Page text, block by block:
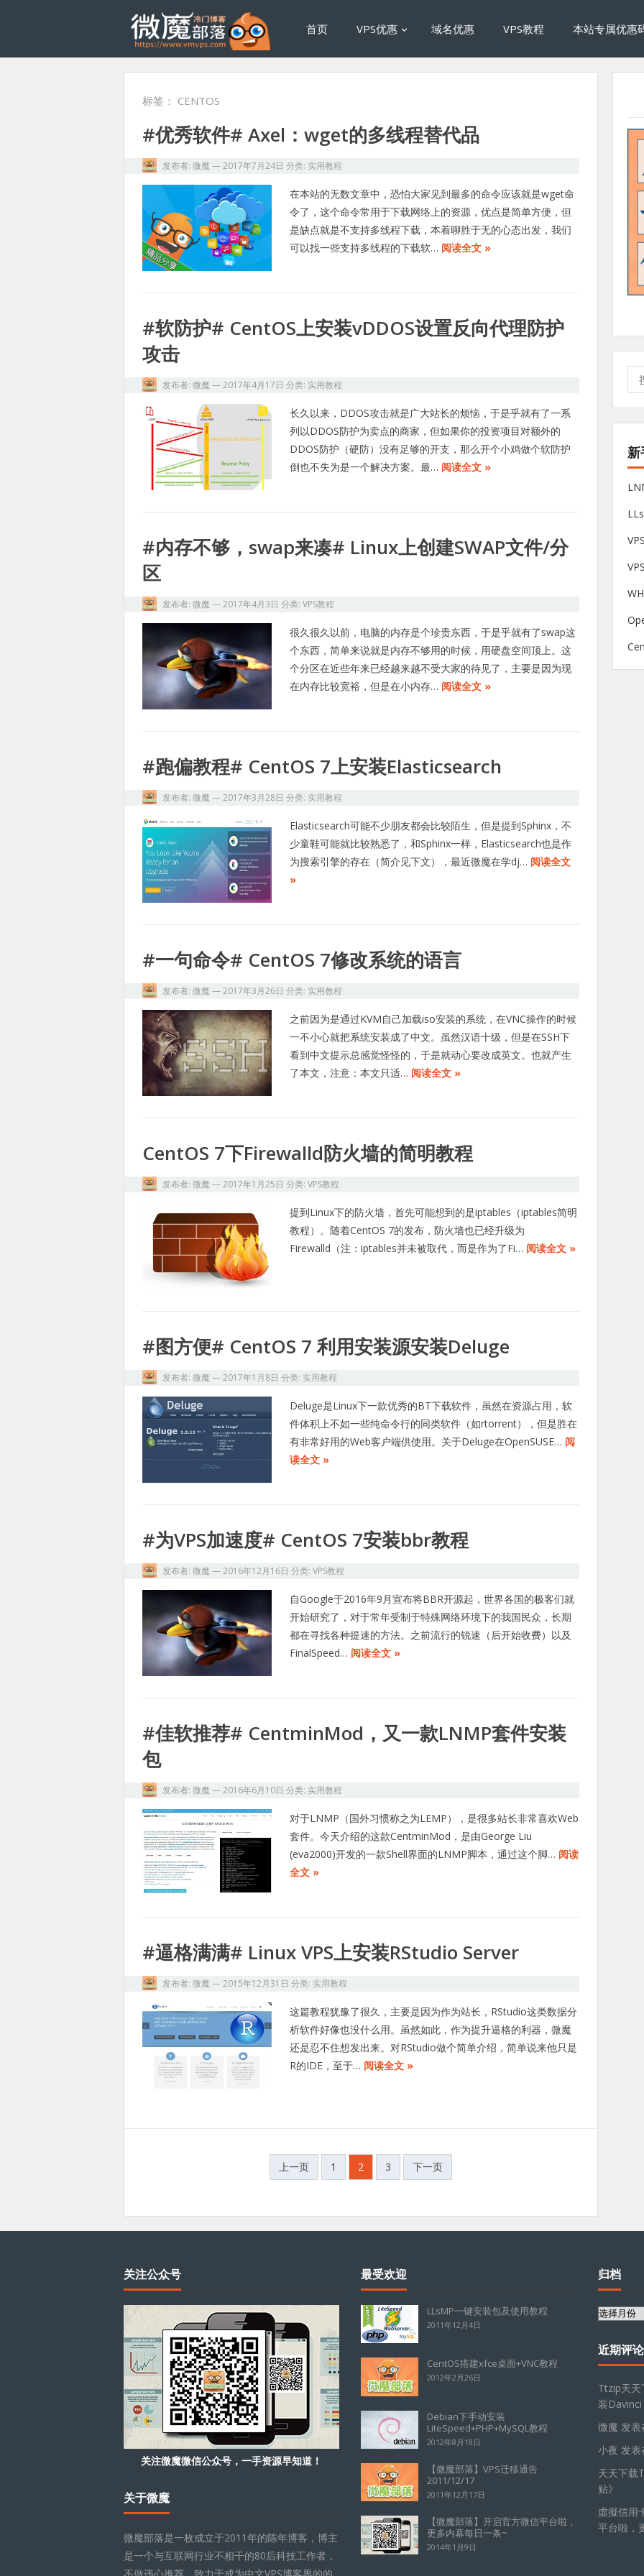
首页 VPS优惠 域名优惠 VPS教程 本站专属优惠
标签： CENTOS
#优秀软件# Axel：wget的多线程替代品
发布者: 微魔 —2017年7月24日 分类: 实用教程
在本站的无数文章中，恐怕大家见到最多的命令应该就是wget命
令了，这个命令常用于下载网络上的资源，优点是简单方便，但
是缺点就是不支持多线程下载，本着聊胜于无的心态出发，我们
可以找一些支持多线程的下载软… 阅读全文 »
#软防护# CentOS上安装vDDOS设置反向代理防护
攻击
发布者: 微魔 —2017年4月17日 分类: 实用教程
长久以来，DDOS攻击就是广大站长的烦恼，于是乎就有了一系
列以DDOS防护为卖点的商家，但如果你的投资项目对额外的
DDOS防护（硬防）没有足够的开支，那么开个小鸡做个软防护
倒也不失为是一个解决方案。最… 阅读全文 »
#内存不够，swap来凑# Linux上创建SWAP文件/分
区
发布者: 微魔 —2017年4月3日 分类: VPS教程
很久很久以前，电脑的内存是个珍贵东西，于是乎就有了swap这
个东西，简单来说就是内存不够用的时候，用硬盘空间顶上。这
个分区在近些年来已经越来越不受大家的待见了，主要是因为现
在内存比较宽裕，但是在小内存… 阅读全文 »
#跑偏教程# CentOS 7上安装Elasticsearch
发布者: 微魔 —2017年3月28日 分类: 实用教程
Elasticsearch可能不少朋友都会比较陌生，但是提到Sphinx，不
少童鞋可能就比较熟悉了，和Sphinx一样，Elasticsearch也是作
为搜索引擎的存在（简介见下文），最近微魔在学dj… 阅读全文
»
#一句命令# CentOS 7修改系统的语言
发布者: 微魔 —2017年3月26日 分类: 实用教程
之前因为是通过KVM自己加载iso安装的系统，在VNC操作的时候
一不小心就把系统安装成了中文。虽然汉语十级，但是在SSH下
看到中文提示总感觉怪怪的，于是就动心要改成英文。也就产生
了本文，注意：本文只适… 阅读全文 »
CentOS 7下Firewalld防火墙的简明教程
发布者: 微魔 —2017年1月25日 分类: VPS教程
提到Linux下的防火墙，首先可能想到的是iptables（iptables简明
教程）。随着CentOS 7的发布，防火墙也已经升级为
Firewalld（注：iptables并未被取代，而是作为了Fi… 阅读全文 »
#图方便# CentOS 7 利用安装源安装Deluge
发布者: 微魔 —2017年1月8日 分类: 实用教程
Deluge是Linux下一款优秀的BT下载软件，虽然在资源占用，软
件体积上不如一些纯命令行的同类软件（如rtorrent），但是胜在
有非常好用的Web客户端供使用。关于Deluge在OpenSUSE… 阅
读全文 »
#为VPS加速度# CentOS 7安装bbr教程
发布者: 微魔 —2016年12月16日 分类: VPS教程
自Google于2016年9月宣布将BBR开源起，世界各国的极客们就
开始研究了，对于常年受制于特殊网络环境下的我国民众，长期
都在寻找各种提速的方法。之前流行的锐速（后开始收费）以及
FinalSpeed… 阅读全文 »
#佳软推荐# CentminMod，又一款LNMP套件安装
包
发布者: 微魔 —2016年6月10日 分类: 实用教程
对于LNMP（国外习惯称之为LEMP），是很多站长非常喜欢Web
套件。今天介绍的这款CentminMod，是由George Liu
(eva2000)开发的一款Shell界面的LNMP脚本，通过这个脚… 阅读
全文 »
#逼格满满# Linux VPS上安装RStudio Server
发布者: 微魔 —2015年12月31日 分类: 实用教程
这篇教程犹豫了很久，主要是因为作为站长，RStudio这类数据分
析软件好像也没什么用。虽然如此，作为提升逼格的利器，微魔
还是忍不住想发出来。对RStudio做个简单介绍，简单说来他只是
R的IDE，至于… 阅读全文 »
上一页 1 2 3 下一页
新
关注公众号
关注微魔微信公众号，一手资源早知道！
关于微魔
微魔部落是一枚成立于2011年的陈年博客，博主
是一个与互联网行业不相干的80后科技工作者，
最受欢迎
LLsMP一键安装包及使用教程
2011年12月4日
CentOS搭建xfce桌面+VNC教程
2012年2月26日
Debian下手动安装
LiteSpeed+PHP+MySQL教程
2012年8月18日
【微魔部落】VPS迁移通告
2011/12/17
2011年12月17日
【微魔部落】开启官方微信平台啦，
更多内幕每日一条~
2014年1月9日
归档
归
近期评论
Ttzip天天
装
微魔 发表
小夜 发表
天天下载
贴》
虛擬信用
平台啦，